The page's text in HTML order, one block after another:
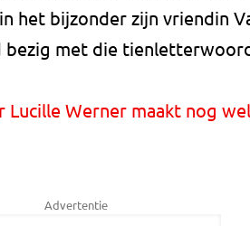
het bijzonder zijn vriendin
bezig met die
Lucille Werner maakt nog
Advertentie